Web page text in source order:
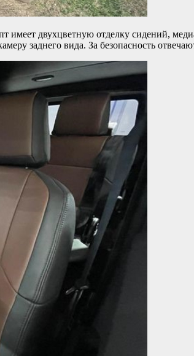
имеет двухцветную отделку сидений,
заднего вида. За безопасность